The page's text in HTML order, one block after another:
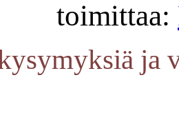
toimittaa:
ja